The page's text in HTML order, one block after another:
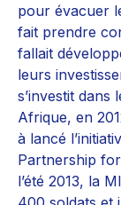
pour évacuer
fait prendre
fallait
leurs
s’investit dans
Afrique, en
à lancé
Partnership
l’été 2013, la